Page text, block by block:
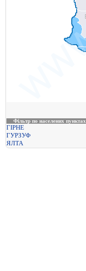
Фільтр по населених пунктах
ГІРНЕ
ГУРЗУФ
ЯЛТА